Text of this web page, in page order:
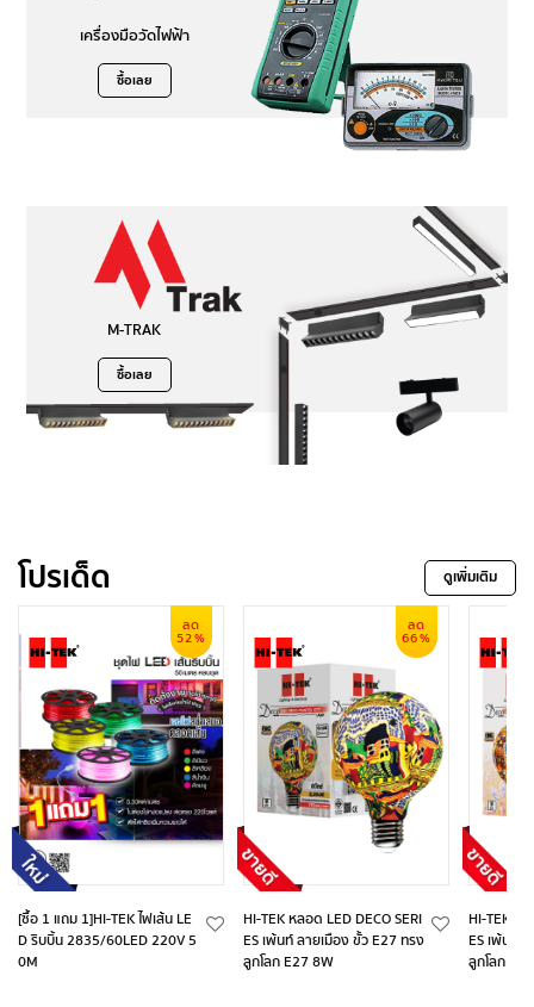
เครื่องมือวัดไฟฟ้า
ซื้อเลย
M-TRAK
ซื้อเลย
โปรเด็ด ดูเพิ่มเติม
ลด
52%
[ซื้อ 1 แถม 1]HI-TEK ไฟเส้น LE
D ริบบิ้น 2835/60LED 220V 5
0M
ลด
66%
HI-TEK หลอด LED DECO SERI
ES เพ้นท์ ลายเมือง ขั้ว E27 ทรง
ลูกโลก E27 8W
HI-TEK ห
ES เพ้นท์
ลูกโลก